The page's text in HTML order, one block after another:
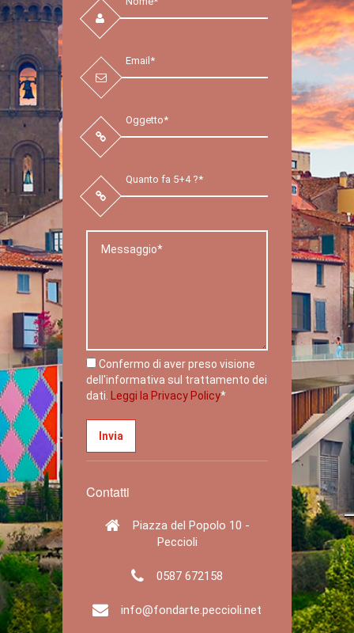
Confermo di aver preso visione
dell'informativa sul trattamento dei
dati.
Leggi la Privacy Policy*
Contatti
Piazza del Popolo 10 -
Peccioli
0587 672158
info@fondarte.peccioli.net